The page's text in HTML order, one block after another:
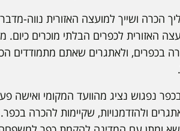
הכרה ושייך למועצה האזורית נווה-
האזורית לכפרים הבלתי מוכרים כיום.
בכפרים, ולאתגרים שאתם מתמודדים
נפגוש נציג מהוועד המקומי ואישה
ולהזדמנויות, שקיימות להכרה בכפר.